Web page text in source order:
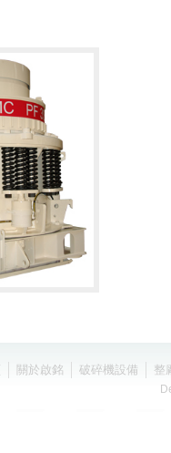
整
破碎機設備
關於啟銘